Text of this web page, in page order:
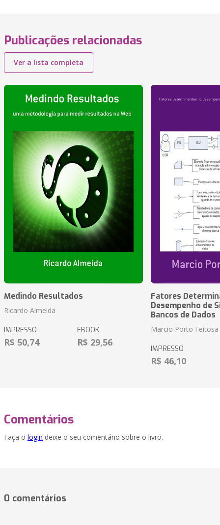
Publicações relacionadas
Ver a lista completa
Medindo Resultados
Ricardo Almeida
IMPRESSO
R$ 50,74
EBOOK
R$ 29,56
Fatores
Desempenho de
Bancos de Dados
Marcio Porto Feitosa
IMPRESSO
R$ 46,10
Comentários
Faça o login deixe o seu comentário sobre o livro.
0 comentários